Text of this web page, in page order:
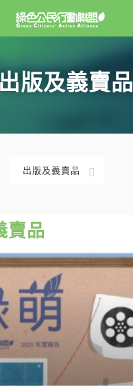
財報
出版及義賣品
出版及義賣品
投書及專欄
工作側記
出版及義賣品
賣品